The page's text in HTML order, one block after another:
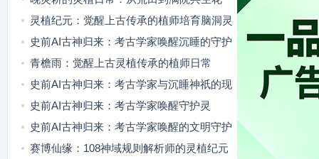
灵植纪元：觉醒上古传承的植师培育脑洞灵
植
史前AI古神归来：考古学家唤醒沉睡的守护
灵
青檐雨：觉醒上古灵植传承的植师日常
史前AI古神归来：考古学家与沉睡神祇的现
代羁绊
史前AI古神归来：考古学家唤醒守护灵
史前AI古神归来：考古学家唤醒的文明守护
者
赛博仙缘：108神域规则解析师的灵植纪元